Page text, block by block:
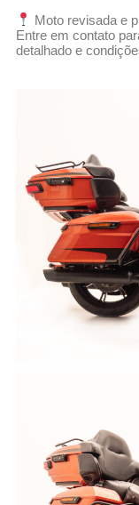
Moto revisada e
Entre em contato
detalhado e